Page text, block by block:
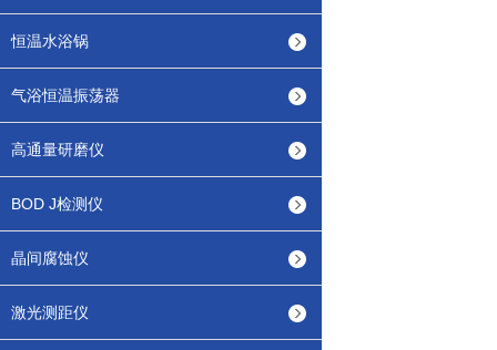
恒温水浴锅
气浴恒温振荡器
高通量研磨仪
BOD J检测仪
晶间腐蚀仪
激光测距仪